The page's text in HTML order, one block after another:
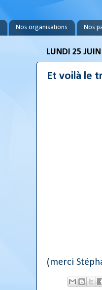
Nos organisations Nos
LUNDI 25
Et voilà le
(merci